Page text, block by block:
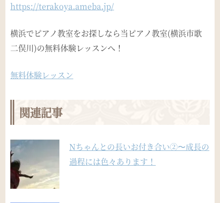
https://terakoya.ameba.jp/
横浜でピアノ教室をお探しなら当ピアノ教室(横浜市歌
二俣川)の無料体験レッスンへ！
無料体験レッスン
関連記事
Nちゃんとの長いお付き合い②〜成長の
過程には色々あります！